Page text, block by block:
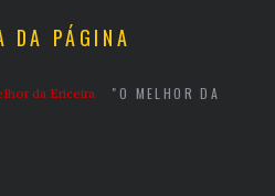
DA PÁGINA
"O MELHOR DA